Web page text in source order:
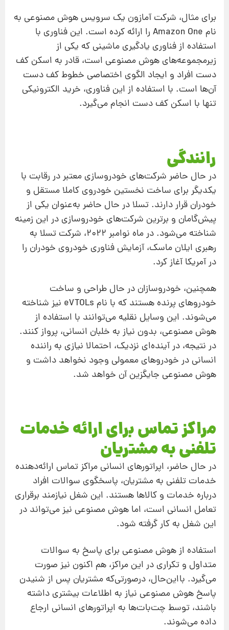
برای مثال، شرکت آمازون یک سرویس هوش مصنوعی به
نام Amazon One را ارائه کرده است. این فناوری با
استفاده از فناوری یادگیری ماشینی که یکی از
زیرمجموعه‌های هوش مصنوعی است، قادر به اسکن کف
دست افراد و ایجاد الگوی اختصاصی خطوط کف دست
آن‌ها است. با استفاده از این فناوری، خرید الکترونیکی
تنها با اسکن کف دست انجام می‌گیرد.
رانندگی
در حال حاضر شرکت‌های خودروسازی معتبر در رقابت با
یکدیگر برای ساخت نخستین خودروی کاملا مستقل و
خودران قرار دارند. تسلا در حال حاضر به‌عنوان یکی از
پیش‌گامان و برترین شرکت‌های خودروسازی در این زمینه
شناخته می‌شود. در ماه نوامبر ۲۰۲۲، شرکت تسلا به
رهبری ایلان ماسک، آزمایش فناوری خودروی خودران را
در آمریکا آغاز کرد.
همچنین، خودروسازان در حال طراحی و ساخت
خودروهای پرنده هستند که با نام eVTOLs نیز شناخته
می‌شوند. این وسایل نقلیه می‌توانند با استفاده از
هوش مصنوعی، بدون نیاز به خلبان انسانی، پرواز کنند.
در نتیجه، در آینده‌ای نزدیک، احتمالا نیازی به راننده
انسانی در خودروهای معمولی وجود نخواهد داشت و
هوش مصنوعی جایگزین آن خواهد شد.
مراکز تماس برای ارائه خدمات
تلفنی به مشتریان
در حال حاضر، اپراتورهای انسانی مراکز تماس ارائه‌دهنده
خدمات تلفنی به مشتریان، پاسخگوی سوالات افراد
درباره خدمات و کالاها هستند. این شغل نیازمند برقراری
تعامل انسانی است، اما هوش مصنوعی نیز می‌تواند در
این شغل به کار گرفته شود.
استفاده از هوش مصنوعی برای پاسخ به سوالات
متداول و تکراری در این مراکز، هم اکنون نیز صورت
می‌گیرد. بااین‌حال، درصورتی‌که مشتریان پس از شنیدن
پاسخ هوش مصنوعی نیاز به اطلاعات بیشتری داشته
باشند، توسط چت‌بات‌ها به اپراتورهای انسانی ارجاع
داده می‌شوند.